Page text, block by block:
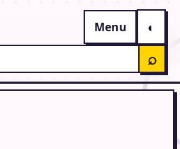
Menu
⌕